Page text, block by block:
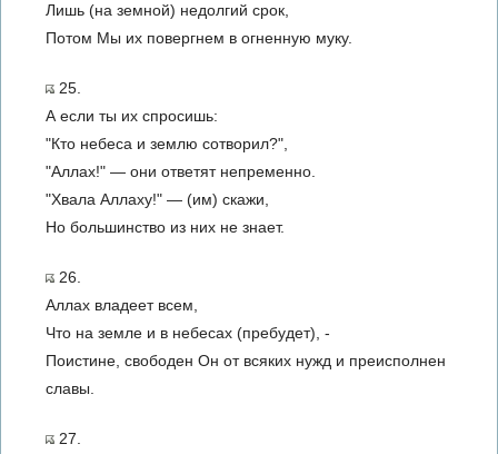
Лишь (на земной) недолгий срок,
Потом Мы их повергнем в огненную муку.
25.
А если ты их спросишь:
"Кто небеса и землю сотворил?",
"Аллах!" — они ответят непременно.
"Хвала Аллаху!" — (им) скажи,
Но большинство из них не знает.
26.
Аллах владеет всем,
Что на земле и в небесах (пребудет), -
Поистине, свободен Он от всяких нужд и преисполнен
славы.
27.